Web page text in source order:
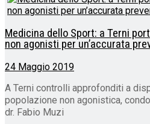
Medicina dello Sport: a Terni
non agonisti per un’accurata
24 Maggio 2019
A Terni controlli approfonditi a
popolazione non agonistica,
dr. Fabio Muzi